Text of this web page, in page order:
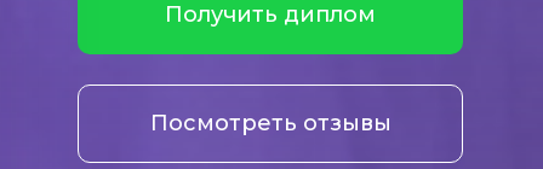
Получить диплом
Посмотреть отзывы